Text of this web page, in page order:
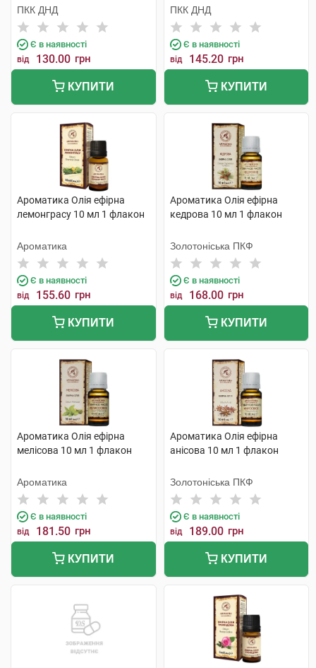
ПКК ДНД
Є в наявності
від 130.00 грн
КУПИТИ
ПКК ДНД
Є в наявності
від 145.20 грн
КУПИТИ
Ароматика Олія ефірна
лемонграсу 10 мл 1 флакон
Ароматика
Є в наявності
від 155.60 грн
КУПИТИ
Ароматика Олія ефірна
кедрова 10 мл 1 флакон
Золотоніська ПКФ
Є в наявності
від 168.00 грн
КУПИТИ
Ароматика Олія ефірна
мелісова 10 мл 1 флакон
Ароматика
Є в наявності
від 181.50 грн
КУПИТИ
Ароматика Олія ефірна
анісова 10 мл 1 флакон
Золотоніська ПКФ
Є в наявності
від 189.00 грн
КУПИТИ